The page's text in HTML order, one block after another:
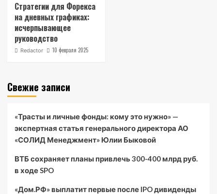
Стратегии для Форекса
на дневных графиках:
исчерпывающее
руководство
Redactor 10 февраля 2025
Свежие записи
«Трасты и личные фонды: кому это нужно» —
экспертная статья генерального директора АО
«СОЛИД Менеджмент» Юлии Быковой
ВТБ сохраняет планы привлечь 300-400 млрд руб.
в ходе SPO
«Дом.РФ» выплатит первые после IPO дивиденды